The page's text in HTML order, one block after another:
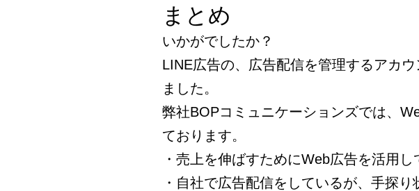
まとめ
いかがでしたか？
LINE広告の、広告配信を管理するアカ
ました。
弊社BOPコミュニケーションズでは、
ております。
・売上を伸ばすためにWeb広告を活用し
・自社で広告配信をしているが、手探